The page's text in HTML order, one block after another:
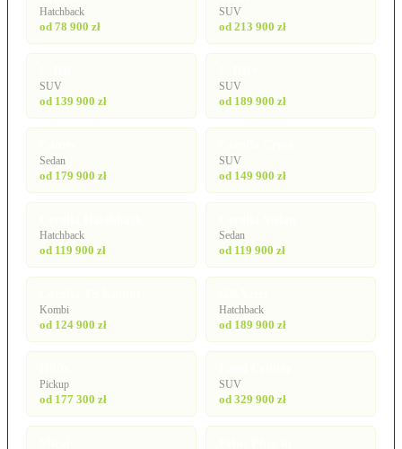
Hatchback
od 78 900 zł
SUV
od 213 900 zł
SUV
od 139 900 zł
SUV
od 189 900 zł
Sedan
od 179 900 zł
SUV
od 149 900 zł
Hatchback
od 119 900 zł
Sedan
od 119 900 zł
Kombi
od 124 900 zł
Hatchback
od 189 900 zł
Pickup
od 177 300 zł
SUV
od 329 900 zł